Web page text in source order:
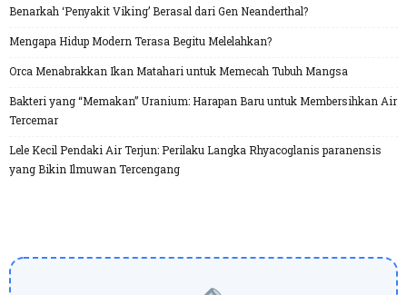
Benarkah ‘Penyakit Viking’ Berasal dari Gen Neanderthal?
Mengapa Hidup Modern Terasa Begitu Melelahkan?
Orca Menabrakkan Ikan Matahari untuk Memecah Tubuh Mangsa
Bakteri yang “Memakan” Uranium: Harapan Baru untuk Membersihkan Air
Tercemar
Lele Kecil Pendaki Air Terjun: Perilaku Langka Rhyacoglanis paranensis
yang Bikin Ilmuwan Tercengang